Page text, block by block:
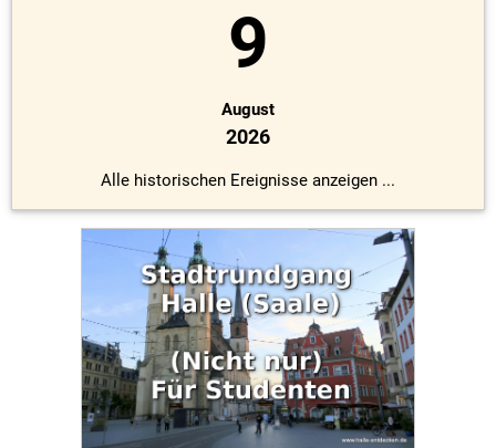
9
August
2026
Alle historischen Ereignisse anzeigen ...